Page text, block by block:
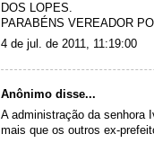
DOS LOPES.
PARABÉNS VEREADOR
4 de jul. de 2011, 11:19:00
Anônimo disse...
A administração da senhora
mais que os outros ex-